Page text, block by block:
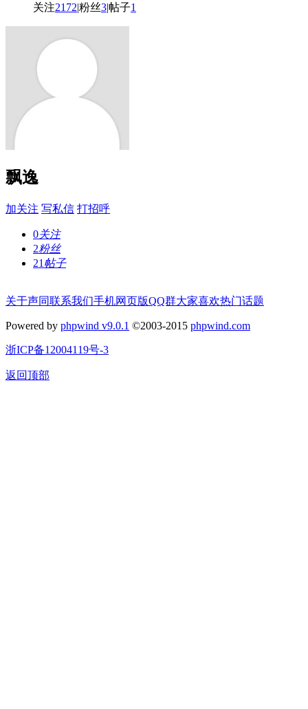
关注2172|粉丝3|帖子1
飘逸
加关注 写私信 打招呼
0关注
2粉丝
21 帖子
关于声同联系我们手机网页版QQ群大家喜欢热门话题
Powered by phpwind v9.0.1 ©2003-2015 phpwind.com
浙ICP备12004119号-3
返回顶部